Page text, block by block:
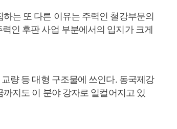
는 또 다른 이유는 주력인 철강부문의
인 후판 사업 부분에서의 입지가 크게
량 등 대형 구조물에 쓰인다. 동국제강
지도 이 분야 강자로 일컬어지고 있